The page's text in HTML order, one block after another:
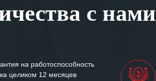
с нами
на работоспособность
целиком 12 месяцев